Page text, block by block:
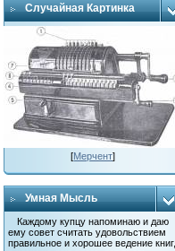
Случайная Картинка
[Мерчент]
Умная Мысль
Каждому купцу напоминаю и даю
ему совет считать удовольствием
правильное и хорошее ведение книг,